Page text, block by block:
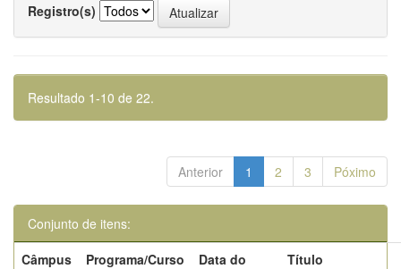
Registro(s)
Resultado 1-10 de 22.
Anterior 1 2 3 Póximo
Conjunto de itens:
Câmpus
Programa/Curso
Data do
Título